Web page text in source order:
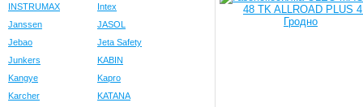
INSTRUMAX
Intex
Janssen
JASOL
Jebao
Jeta Safety
Junkers
KABIN
Kangye
Kapro
Karcher
KATANA